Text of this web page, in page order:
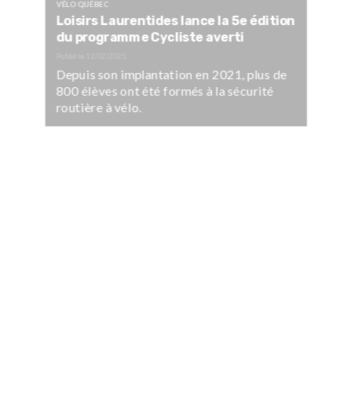
VÉLO QUÉBEC
Loisirs Laurentides lance la 5e édition
du programme Cycliste averti
Depuis son implantation en 2021, plus de
800 élèves ont été formés à la sécurité
routière à vélo.